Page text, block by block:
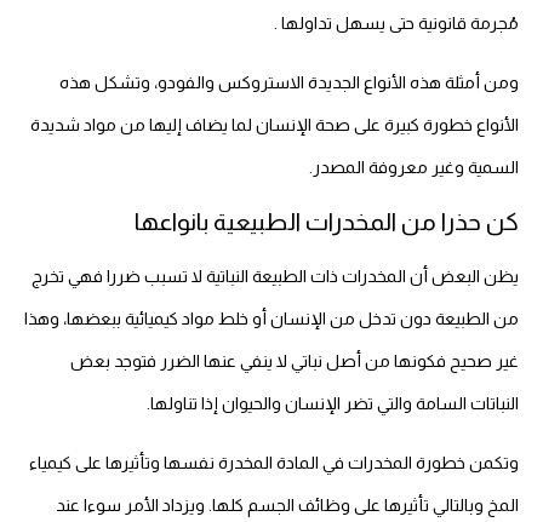
مُجرمة قانونية حتى يسهل تداولها .
ومن أمثلة هذه الأنواع الجديدة الاستروكس والفودو، وتشكل هذه
الأنواع خطورة كبيرة على صحة الإنسان لما يضاف إليها من مواد شديدة
السمية وغير معروفة المصدر.
كن حذرا من المخدرات الطبيعية بانواعها
يظن البعض أن المخدرات ذات الطبيعة النباتية لا تسبب ضررا فهي تخرج
من الطبيعة دون تدخل من الإنسان أو خلط مواد كيميائية ببعضها، وهذا
غير صحيح فكونها من أصل نباتي لا ينفي عنها الضرر فتوجد بعض
النباتات السامة والتي تضر الإنسان والحيوان إذا تناولها.
وتكمن خطورة المخدرات في المادة المخدرة نفسها وتأثيرها على كيمياء
المخ وبالتالي تأثيرها على وظائف الجسم كلها. ويزداد الأمر سوءا عند